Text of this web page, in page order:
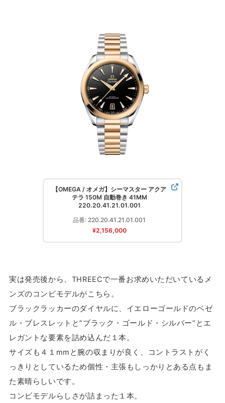
【OMEGA / オメガ】シーマスター アクア
テラ 150M 自動巻き 41MM
220.20.41.21.01.00 1
品番: 220.20.41.21.01.00 1
¥2,156,000
実は発売後から、THREECで一番お求めいただいているメ
ンズのコンビモデルがこちら。
ブラックラッカーのダイヤルに、イエローゴールドのベゼ
ル・ブレスレットと”ブラック・ゴールド・シルバー”とエ
レガントな要素を詰め込んだ１本。
サイズも４１mmと腕の収まりが良く、コントラストがく
っきりとしているため個性・主張もしっかりとある点もま
た素晴らしいです。
コンビモデルらしさが詰まった１本。